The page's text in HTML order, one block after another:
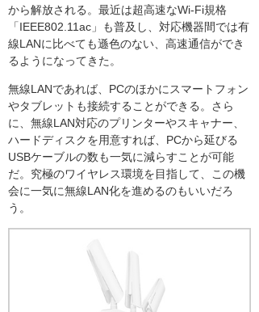
から解放される。最近は超高速なWi-Fi規格
「IEEE802.11ac」も普及し、対応機器間では有
線LANに比べても遜色のない、高速通信ができ
るようになってきた。
無線LANであれば、PCのほかにスマートフォン
やタブレットも接続することができる。さら
に、無線LAN対応のプリンターやスキャナー、
ハードディスクを用意すれば、PCから延びる
USBケーブルの数も一気に減らすことが可能
だ。究極のワイヤレス環境を目指して、この機
会に一気に無線LAN化を進めるのもいいだろ
う。